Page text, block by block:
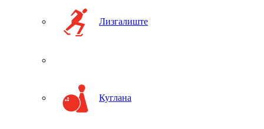
Лизгалиште
Куглана